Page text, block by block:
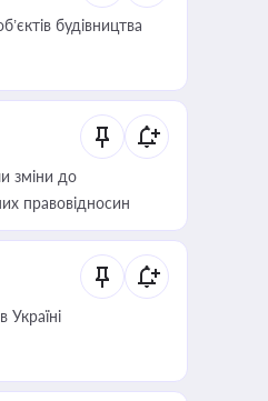
будівництва
зміни до
правовідносин
Україні